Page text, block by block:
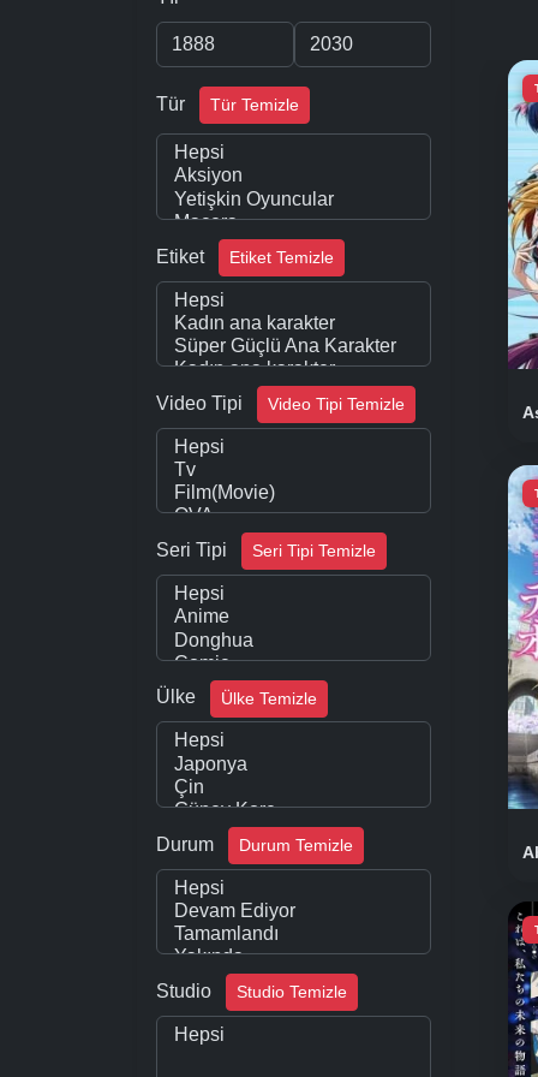
Tür Tür Temizle
Etiket Etiket Temizle
Video Tipi Video Tipi Temizle
Seri Tipi Seri Tipi Temizle
Ülke Ülke Temizle
Durum Durum Temizle
Studio Studio Temizle